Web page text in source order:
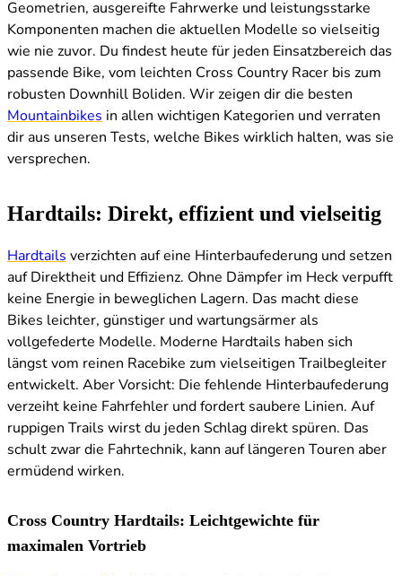
Geometrien, ausgereifte Fahrwerke und leistungsstarke
Komponenten machen die aktuellen Modelle so vielseitig
wie nie zuvor. Du findest heute für jeden Einsatzbereich das
passende Bike, vom leichten Cross Country Racer bis zum
robusten Downhill Boliden. Wir zeigen dir die besten
Mountainbikes in allen wichtigen Kategorien und verraten
dir aus unseren Tests, welche Bikes wirklich halten, was sie
versprechen.
Hardtails: Direkt, effizient und vielseitig
Hardtails verzichten auf eine Hinterbaufederung und setzen
auf Direktheit und Effizienz. Ohne Dämpfer im Heck verpufft
keine Energie in beweglichen Lagern. Das macht diese
Bikes leichter, günstiger und wartungsärmer als
vollgefederte Modelle. Moderne Hardtails haben sich
längst vom reinen Racebike zum vielseitigen Trailbegleiter
entwickelt. Aber Vorsicht: Die fehlende Hinterbaufederung
verzeiht keine Fahrfehler und fordert saubere Linien. Auf
ruppigen Trails wirst du jeden Schlag direkt spüren. Das
schult zwar die Fahrtechnik, kann auf längeren Touren aber
ermüdend wirken.
Cross Country Hardtails: Leichtgewichte für
maximalen Vortrieb